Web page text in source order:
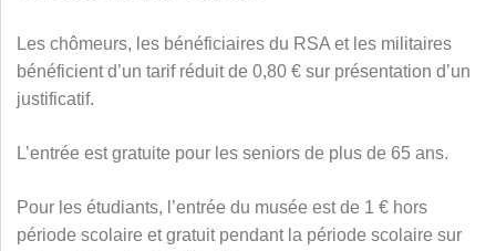
Les chômeurs, les bénéficiaires du RSA et les militaires
bénéficient d’un tarif réduit de 0,80 € sur présentation d’un
justificatif.
L’entrée est gratuite pour les seniors de plus de 65 ans.
Pour les étudiants, l’entrée du musée est de 1 € hors
période scolaire et gratuit pendant la période scolaire sur